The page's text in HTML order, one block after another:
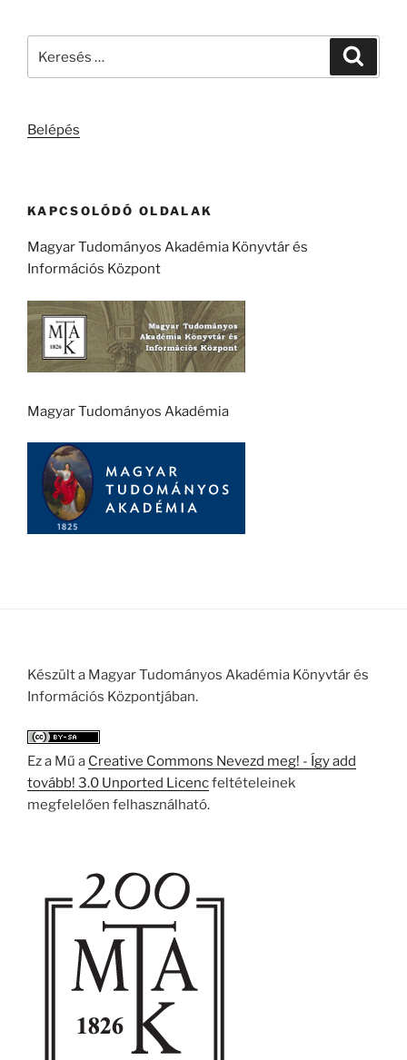
Belépés
KAPCSOLÓDÓ OLDALAK
Magyar Tudományos Akadémia Könyvtár és
Információs Központ
Magyar Tudományos Akadémia
Készült a Magyar Tudományos Akadémia Könyvtár és
Információs Központjában.
Ez a Mű a Creative Commons Nevezd meg! - Így add
tovább! 3.0 Unported Licencfeltételeinek
megfelelően felhasználható.